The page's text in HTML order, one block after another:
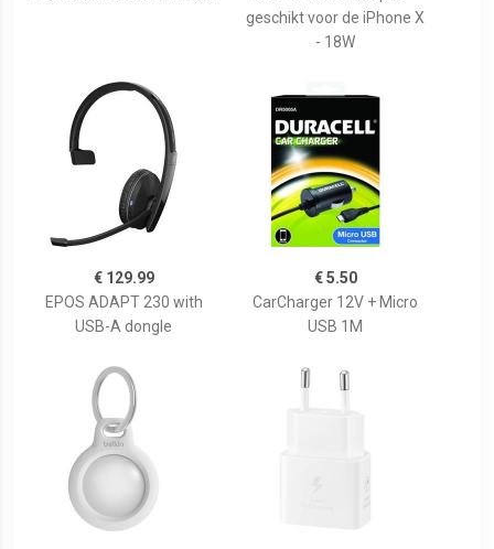
geschikt voor de iPhone X
- 18W
€ 129.99
EPOS ADAPT 230 with
USB-A dongle
€ 5.50
CarCharger 12V + Micro
USB 1M